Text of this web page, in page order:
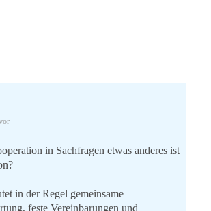
in Sachfragen etwas anderes ist
in der Regel gemeinsame
feste Vereinbarungen und